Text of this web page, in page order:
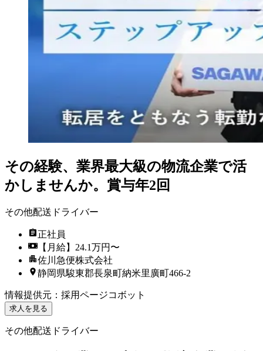
その経験、業界最大級の物流企業で活
かしませんか。賞与年2回
その他配送ドライバー
正社員
【月給】24.1万円〜
佐川急便株式会社
静岡県駿東郡長泉町納米里廣町466-2
情報提供元 ： 採用ページコボット
求人を見る
その他配送ドライバー